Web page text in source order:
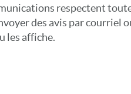
respectent
des avis par courriel
les affiche.